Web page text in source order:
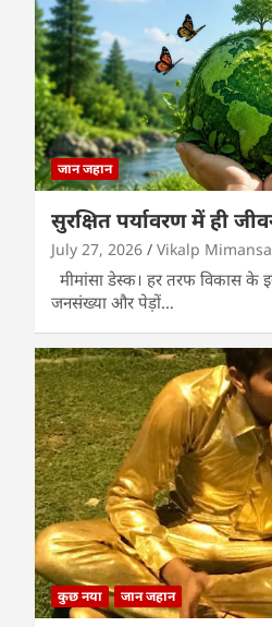
जान जहान
सुरक्षित पर्यावरण में ही
July 27, 2026 Vikalp Mimansa
मीमांसा डेस्क। हर तरफ विकास के
जनसंख्या और पेड़ों…
कुछ नया जान जहान